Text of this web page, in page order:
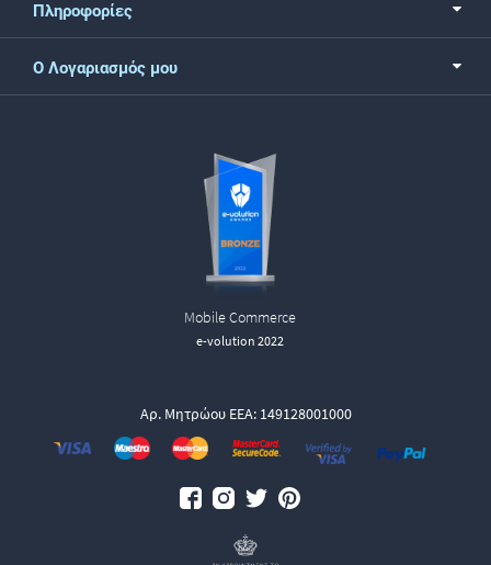
Πληροφορίες
Ο Λογαριασμός μου
Mobile Commerce
e-volution 2022
Αρ. Μητρώου ΕΕΑ: 149128001000